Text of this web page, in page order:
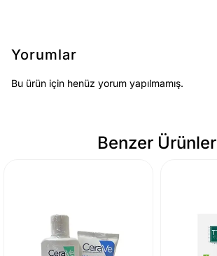
Yorumlar
Bu ürün için henüz yorum yapılmamış.
Benzer Ürünler